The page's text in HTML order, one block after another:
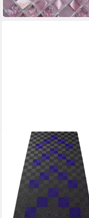
in 5-6 Werktagen bei dir